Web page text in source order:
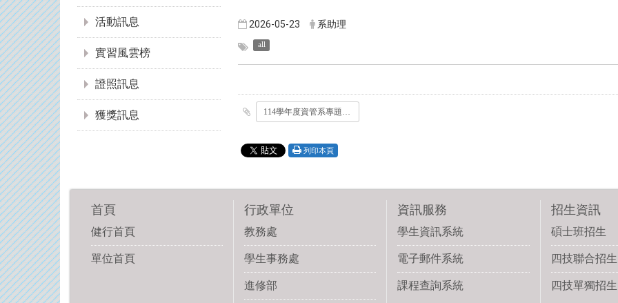
活動訊息
實習風雲榜
證照訊息
獲獎訊息
2026-05-23 系助理
all
114學年度資管系專題製作初賽公告.pdf
列印本頁
首頁
健行首頁
單位首頁
行政單位
教務處
學生事務處
進修部
資訊服務
學生資訊系統
電子郵件系統
課程查詢系統
招生資訊
碩士班招生
四技聯合招生
四技單獨招生